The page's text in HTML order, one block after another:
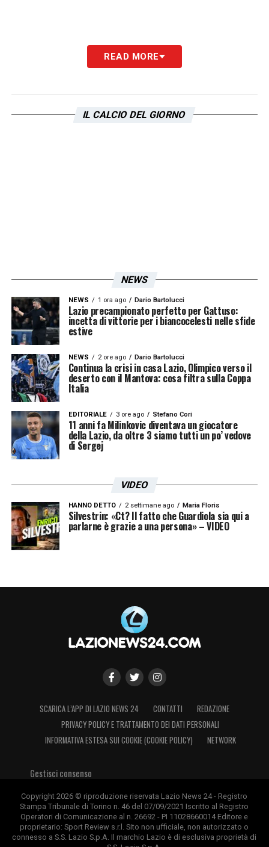
READ MORE
IL CALCIO DEL GIORNO
NEWS
NEWS 1 ora ago Dario Bartolucci
Lazio precampionato perfetto per Gattuso:
incetta di vittorie per i biancocelesti nelle sfide
estive
NEWS 2 ore ago Dario Bartolucci
Continua la crisi in casa Lazio, Olimpico verso il
deserto con il Mantova: cosa filtra sulla Coppa
Italia
EDITORIALE 3 ore ago Stefano Cori
11 anni fa Milinkovic diventava un giocatore
della Lazio, da oltre 3 siamo tutti un po’ vedove
di Sergej
VIDEO
HANNO DETTO 2 settimane ago Maria Floris
Silvestrin: «Ct? Il fatto che Guardiola sia qui a
parlarne è grazie a una persona» – VIDEO
SCARICA L’APP DI LAZIO NEWS 24 CONTATTI
REDAZIONE
PRIVACY POLICY E TRATTAMENTO DEI DATI PERSONALI
INFORMATIVA ESTESA SUI COOKIE (COOKIE POLICY)
NETWORK
Gestisci consenso
Copyright 2026 © riproduzione riservata Lazio News 24 - Registro
Stampa Tribunale di Torino n. 46 del 07/09/2021 Iscritto al Registro
Operatori di Comunicazione al n. 26692 - PI 11028660014 Editore e
proprietario: Sport Review s.r.l. Sito non ufficiale, non autorizzato o
connesso a S.S. Lazio S.p.A. Il marchio Lazio è di esclusiva proprietà di